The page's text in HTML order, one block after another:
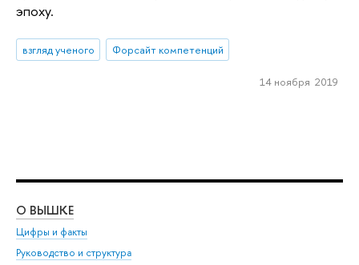
эпоху.
взгляд ученого Форсайт компетенций
14 ноября 2019
О ВЫШКЕ
Цифры и факты
Руководство и структура